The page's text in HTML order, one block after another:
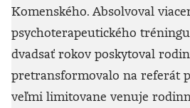
Komenského. Absolvoval
psychoterapeutického
dvadsať rokov poskytoval
pretransformovalo na referát
veľmi limitovane venuje